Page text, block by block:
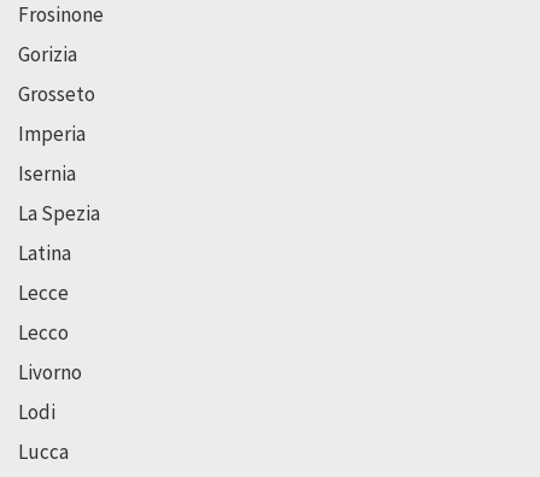
Frosinone
Gorizia
Grosseto
Imperia
Isernia
La Spezia
Latina
Lecce
Lecco
Livorno
Lodi
Lucca